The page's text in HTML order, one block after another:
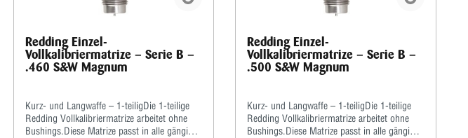
Redding Einzel-
Vollkalibriermatrize – Serie B –
.460 S&W Magnum
Kurz- und Langwaffe – 1-teiligDie 1-teilige
Redding Vollkalibriermatrize arbeitet ohne
Bushings.Diese Matrize passt in alle gängigen
Redding Einzel-
Vollkalibriermatrize – Serie B –
.500 S&W Magnum
Kurz- und Langwaffe – 1-teiligDie 1-teilige
Redding Vollkalibriermatrize arbeitet ohne
Bushings.Diese Matrize passt in alle gängigen